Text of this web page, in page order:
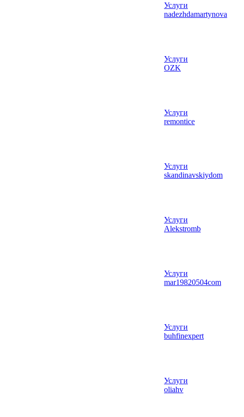
Услуги
nadezhdamartynova
Услуги
OZK
Услуги
remontice
Услуги
skandinavskiydom
Услуги
Alekstromb
Услуги
mar19820504com
Услуги
buhfinexpert
Услуги
oliahv